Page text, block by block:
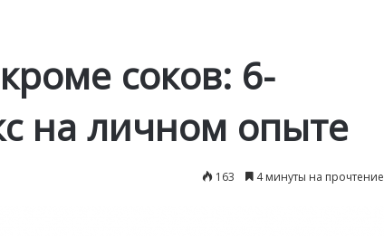
соков: 6-
на личном опыте
163 4 минуты на прочтение